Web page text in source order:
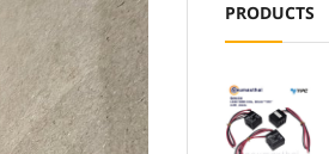
PRODUCTS